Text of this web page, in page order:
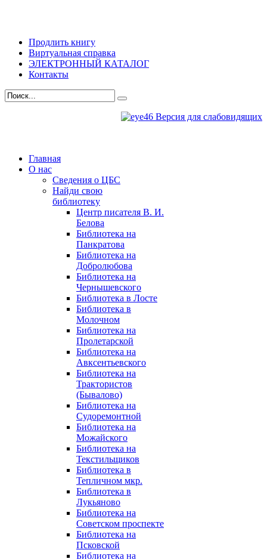
Продлить книгу
Виртуальная справка
ЭЛЕКТРОННЫЙ КАТАЛОГ
Контакты
Версия для слабовидящих
Главная
О нас
Сведения о ЦБС
Найди свою
библиотеку
Центр писателя В. И.
Белова
Библиотека на
Панкратова
Библиотека на
Добролюбова
Библиотека на
Чернышевского
Библиотека в Лосте
Библиотека в
Молочном
Библиотека на
Пролетарской
Библиотека на
Авксентьевского
Библиотека на
Трактористов
(Бывалово)
Библиотека на
Судоремонтной
Библиотека на
Можайского
Библиотека на
Текстильщиков
Библиотека в
Тепличном мкр.
Библиотека в
Лукьяново
Библиотека на
Советском проспекте
Библиотека на
Псковской
Библиотека на